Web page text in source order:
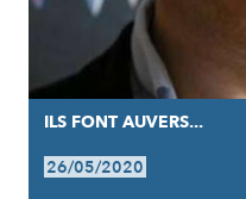
ILS FONT AUVERS...
26/05/2020